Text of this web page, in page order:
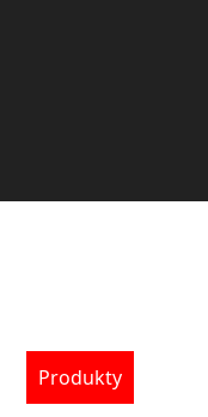
Produkty